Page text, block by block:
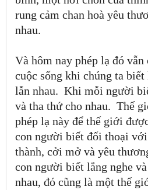
rung cảm chan hoà yêu
nhau.
Và hôm nay phép lạ đó
cuộc sống khi chúng ta
lẫn nhau. Khi mỗi người
và tha thứ cho nhau. Thế
phép lạ này để thế giới
con người biết đối thoại với
thành, cởi mở và yêu
con người biết lắng nghe
nhau, đó cũng là một thế